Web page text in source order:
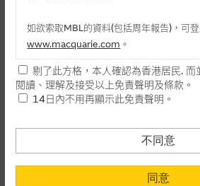
每手(份) 1,000
街貨百分比 6.31%
相關資產資料
如欲索取MBL的資料(包括周年報告)，可登
www.macquarie.com 。
本網站所載資料會隨時更改，而不作另行
理的資料，可直接聯絡本集團職員。
民使用，並不提供或發售予美國人。本網
閣下購買證券、基金單位或其他投資工具(
其他地方)，但清楚表明上述意圖的個別段
剔了此方格，本人確認為香港居民.
閱讀、理解及接受以上免責聲明及條款。
14日內不用再顯示此免責聲明。
不同意
同意